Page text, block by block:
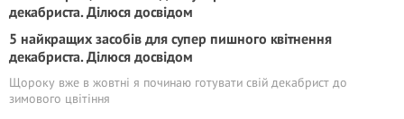
5 найкращих засобів для супep пишного квітнення
декабриста. Ділюся досвідом
Щороку вже в жовтні я починаю готувати свій декабрист до
зимового цвітіння